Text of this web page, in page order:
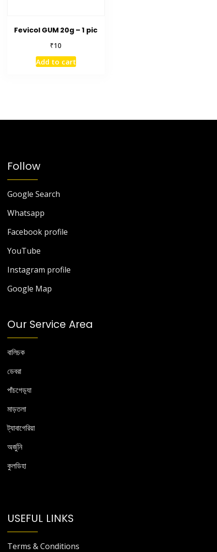
Fevicol GUM 20g – 1 pic
₹10
Add to cart
Follow
Google Search
Whatsapp
Facebook profile
YouTube
Instagram profile
Google Map
Our Service Area
বালিচক
ডেবরা
পাঁচগেড়্যা
মাড়তলা
ট্যাবাগেরিয়া
অর্জুনি
কুলডিহা
USEFUL LINKS
Terms & Conditions